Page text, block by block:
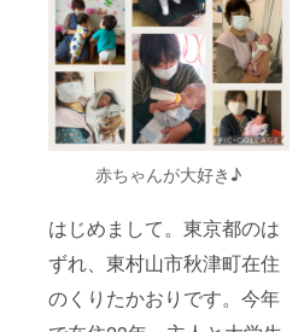
赤ちゃんが大好き♪
はじめまして。東京都のは
ずれ、東村山市秋津町在住
のくりたかおりです。今年